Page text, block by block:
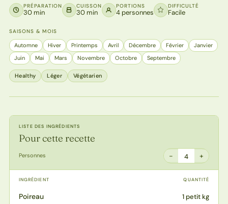
PRÉPARATION
30 min
CUISSON
30 min
PORTIONS
4 personnes
DIFFICULTÉ
Facile
SAISONS & MOIS
Automne Hiver Printemps Avril Décembre Février
Janvier
Juin
Mai Mars Novembre Octobre Septembre
Healthy Léger Végétarien
LISTE DES INGRÉDIENTS
Pour cette recette
Personnes − 4 +
INGRÉDIENT QUANTITÉ
Poireau 1 petit kg